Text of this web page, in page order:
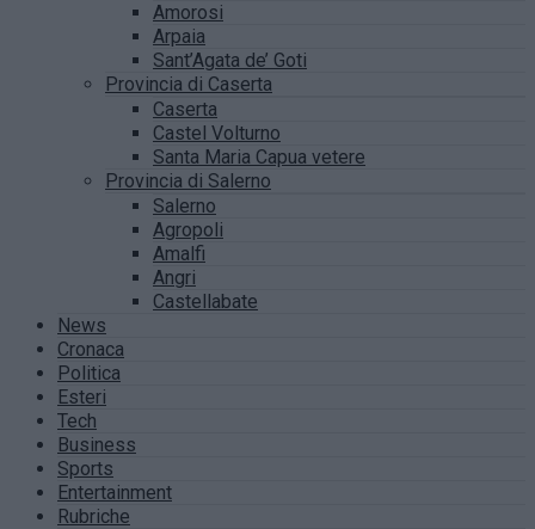
Amorosi
Arpaia
Sant’Agata de’ Goti
Provincia di Caserta
Caserta
Castel Volturno
Santa Maria Capua vetere
Provincia di Salerno
Salerno
Agropoli
Amalfi
Angri
Castellabate
News
Cronaca
Politica
Esteri
Tech
Business
Sports
Entertainment
Rubriche